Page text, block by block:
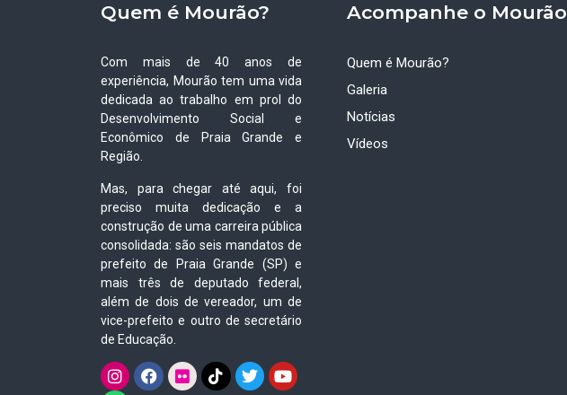
Quem é Mourão?
Com mais de 40 anos de
experiência, Mourão tem uma vida
dedicada ao trabalho em prol do
Desenvolvimento Social e
Econômico de Praia Grande e
Região.
Mas, para chegar até aqui, foi
preciso muita dedicação e a
construção de uma carreira pública
consolidada: são seis mandatos de
prefeito de Praia Grande (SP) e
mais três de deputado federal,
além de dois de vereador, um de
vice-prefeito e outro de secretário
de Educação.
Acompanhe o Mourão
Quem é Mourão?
Galeria
Notícias
Vídeos